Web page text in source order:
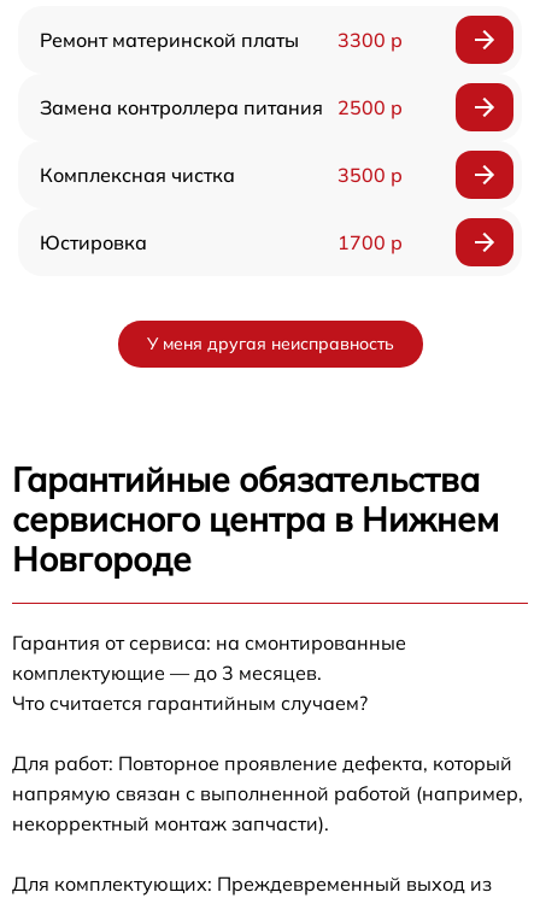
Ремонт материнской платы 3300 р
Замена контроллера питания 2500 р
Комплексная чистка 3500 р
Юстировка 1700 р
У меня другая неисправность
Гарантийные обязательства
сервисного центра в Нижнем
Новгороде
Гарантия от сервиса: на смонтированные
комплектующие — до 3 месяцев.
Что считается гарантийным случаем?
Для работ: Повторное проявление дефекта, который
напрямую связан с выполненной работой (например,
некорректный монтаж запчасти).
Для комплектующих: Преждевременный выход из